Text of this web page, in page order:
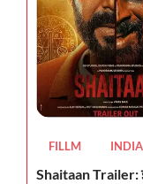
FILLM INDIA
Shaitaan Trailer: